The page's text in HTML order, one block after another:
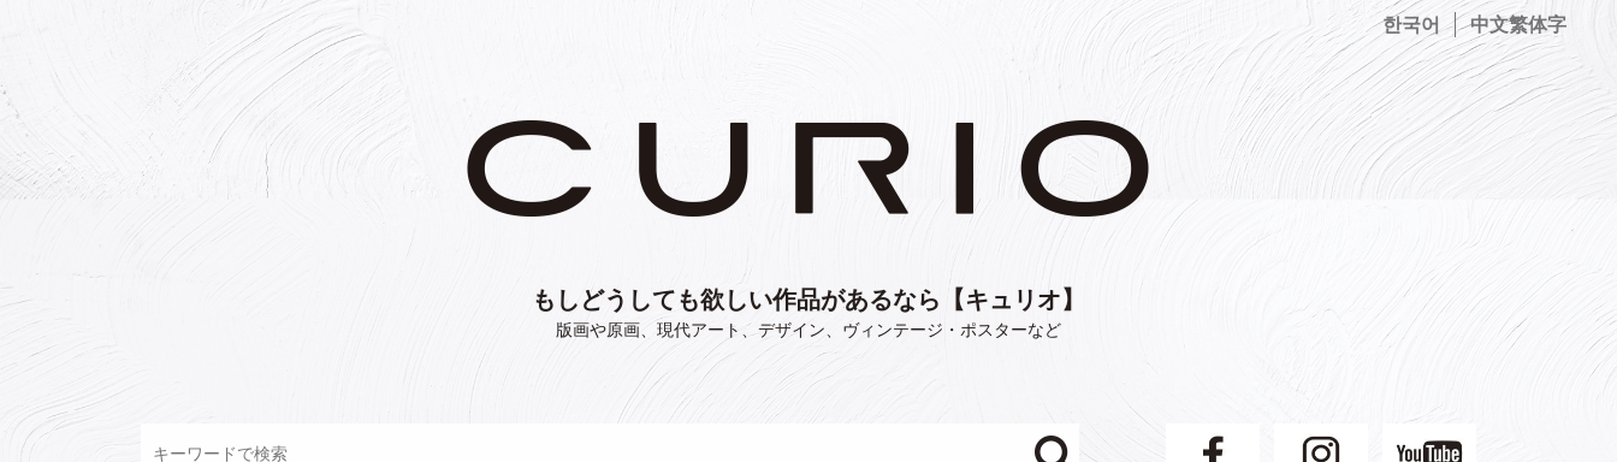
ン
ツ
へ
ス
한국어 中文繁体字
もしどうしても欲しい作品があるなら【キュリオ】
版画や原画、現代アート、デザイン、ヴィンテージ・ポスターなど